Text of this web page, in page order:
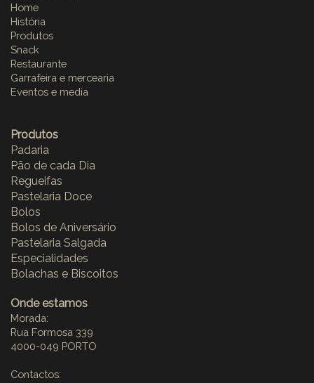
Home
História
Produtos
Snack
Restaurante
Garrafeira e mercearia
Eventos e media
Produtos
Padaria
Pão de cada Dia
Regueifas
Pastelaria Doce
Bolos
Bolos de Aniversário
Pastelaria Salgada
Especialidades
Bolachas e Biscoitos
Onde estamos
Morada:
Rua Formosa 339
4000-049 PORTO
Contactos: